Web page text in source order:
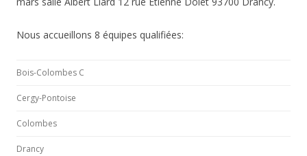
Nous accueillons 8 équipes qualifiées:
Bois-Colombes C
Cergy-Pontoise
Colombes
Drancy